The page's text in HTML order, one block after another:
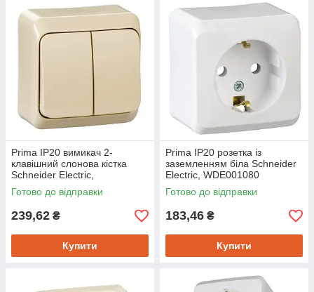
Prima IP20 вимикач 2-
клавішний слонова кістка
Schneider Electric,
WDE001150
Готово до відправки
239,62 ₴
Купити
Prima IP20 розетка із
заземленням біла Schneider
Electric, WDE001080
Готово до відправки
183,46 ₴
Купити